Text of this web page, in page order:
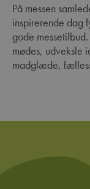
På messen
inspirerende dag
gode
mødes, udveksle
madglæde,